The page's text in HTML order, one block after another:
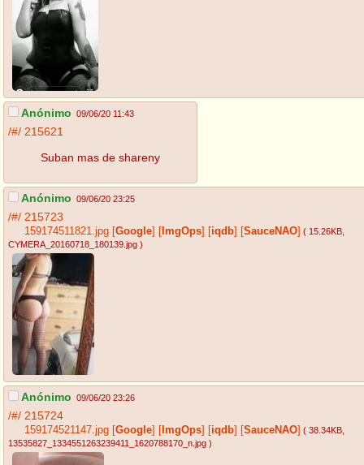
Anónimo 09/06/20 11:43
/#/ 215621
Suban mas de shareny
Anónimo 09/06/20 23:25
/#/ 215723
159174511821.jpg [Google] [ ImgOps] [iqdb] [SauceNAO] ( 15.26KB
CYMERA_20160718_180139.jpg )
Anónimo 09/06/20 23:26
/#/ 215724
159174521147.jpg [Google] [ ImgOps] [iqdb] [SauceNAO] ( 38.34KB
13535827_1334551263239411_1620788170_n.jpg )